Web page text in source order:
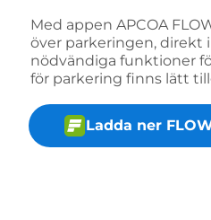
Med appen APCOA
över parkeringen, direkt
nödvändiga funktioner
för parkering finns lätt
Ladda ner